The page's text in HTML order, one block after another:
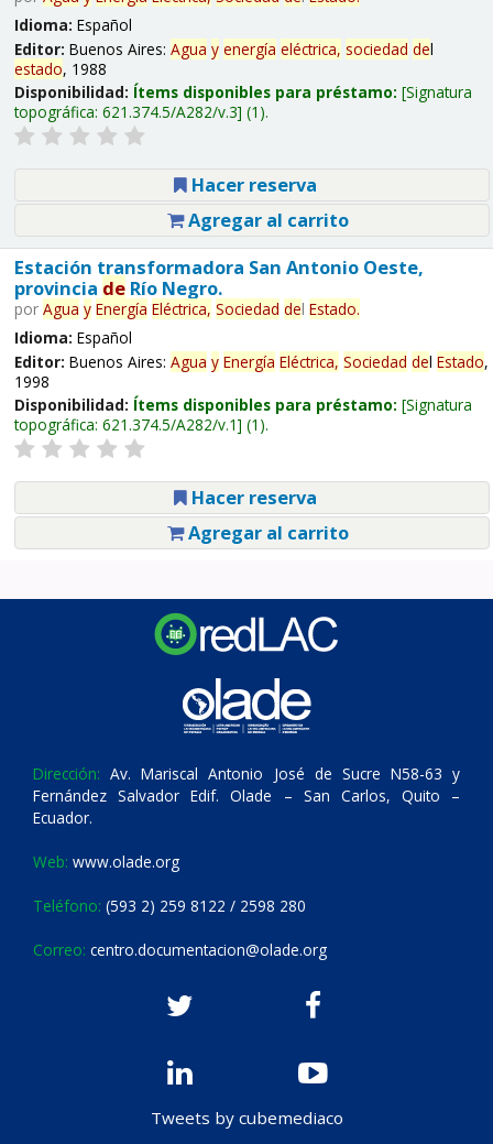
Idioma: Español
Editor: Buenos Aires: Agua y energía eléctrica, sociedad del
estado, 1988
Disponibilidad: Ítems disponibles para préstamo: Signatura
topográfica: 621.374.5/A282/v.3 (1).
Hacer reserva
Agregar al carrito
Estación transformadora San Antonio Oeste,
provincia deRío Negro.
por Agua y Energía Eléctrica, Sociedad del Estado.
Idioma: Español
Editor: Buenos Aires: Agua y Energía Eléctrica, Sociedad del Estado,
1998
Disponibilidad: Ítems disponibles para préstamo: Signatura
topográfica: 621.374.5/A282/v.1 (1).
Hacer reserva
Agregar al carrito
Dirección: Av. Mariscal Antonio José de Sucre N58-63 y
Fernández Salvador Edif. Olade – San Carlos, Quito –
Ecuador.
Web: www.olade.org
Teléfono: (593 2) 259 8122 / 2598 280
Correo: centro.documentacion@olade.org
Tweets by cubemediaco